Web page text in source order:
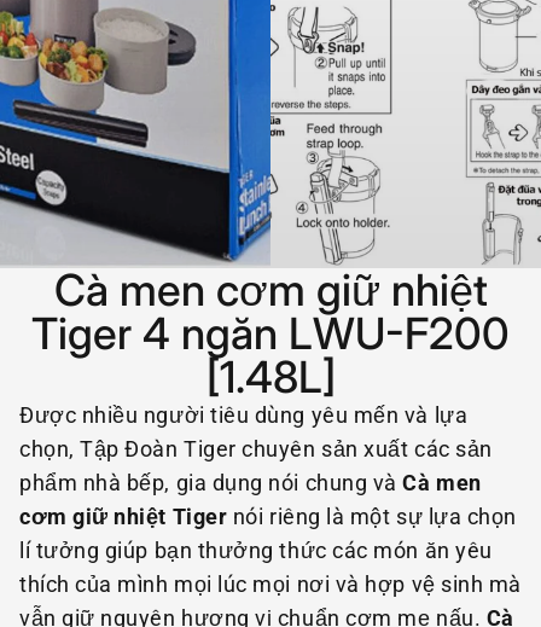
Cà men cơm giữ nhiệt
Tiger 4 ngăn LWU-F200
[1.48L]
Được nhiều người tiêu dùng yêu mến và lựa
chọn, Tập Đoàn Tiger chuyên sản xuất các sản
phẩm nhà bếp, gia dụng nói chung vàCà men
cơm giữ nhiệt Tiger nói riêng là một sự lựa chọn
lí tưởng giúp bạn thưởng thức các món ăn yêu
thích của mình mọi lúc mọi nơi và hợp vệ sinh mà
vẫn giữ nguyên hương vị chuẩn cơm mẹ nấu. Cà